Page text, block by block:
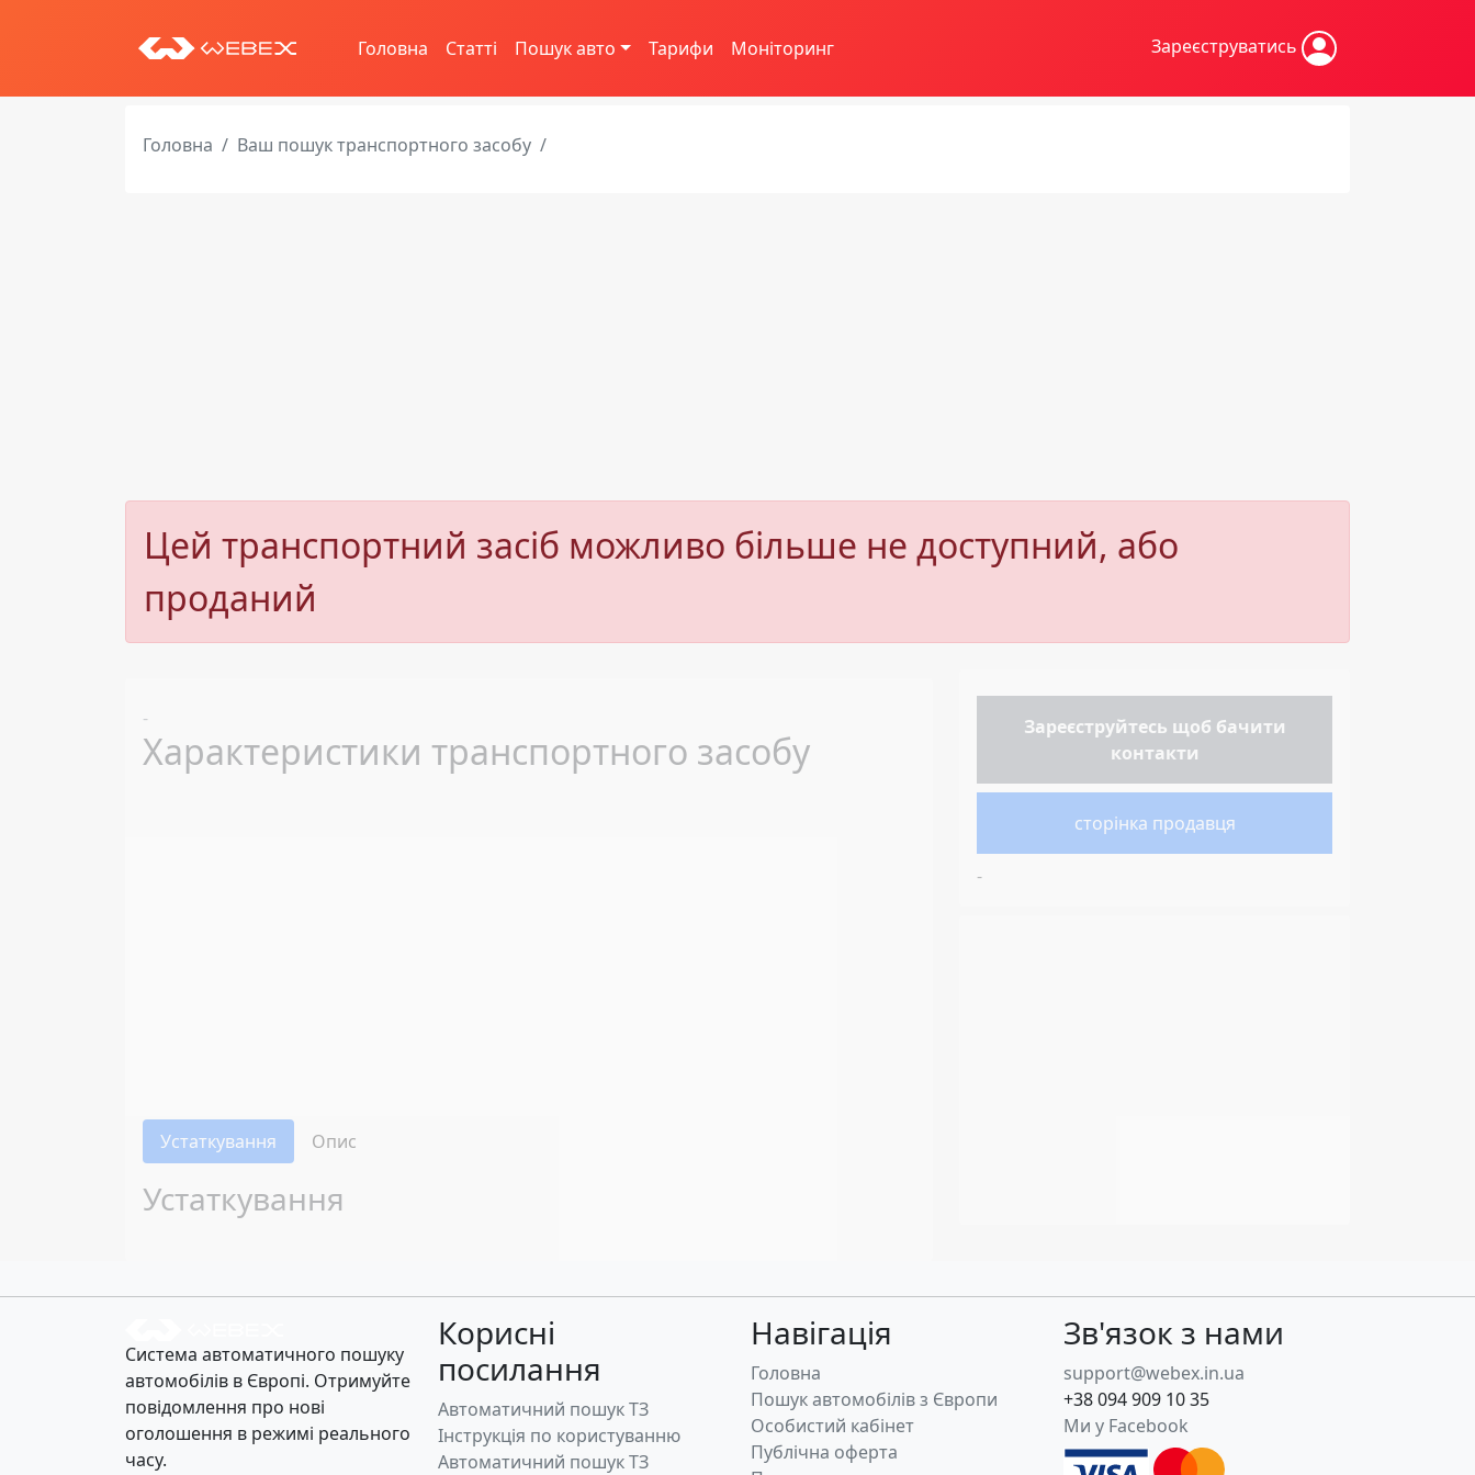
Головна Статті Пошук авто Тарифи Моніторинг Зареєструватись
Головна Ваш пошук транспортного засобу
Цей транспортний засіб можливо більше не доступний, або
проданий
-
Характеристики транспортного засобу
Устаткування Опис
Устаткування
Зареєструйтесь щоб бачити
контакти
сторінка продавця
-
Система автоматичного пошуку
автомобілів в Європі. Отримуйте
повідомлення про нові
оголошення в режимі реального
часу.
Корисні
посилання
Автоматичний пошук ТЗ
Інструкція по користуванню
Автоматичний пошук ТЗ
Навігація
Головна
Пошук автомобілів з Європи
Особистий кабінет
Публічна оферта
Зв'язок з нами
support@webex.in.ua
+38 094 909 10 35
Ми у Facebook